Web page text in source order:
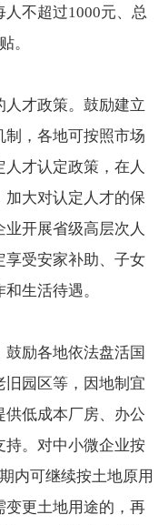
不超过1000元、总
。
才政策。鼓励建立
，各地可按照市场
才认定政策，在人
大对认定人才的保
开展省级高层次人
享受安家补助、子女
生活待遇。
励各地依法盘活国
园区等，因地制宜
低成本厂房、办公
持。对中小微企业按
内可继续按土地原用
变更土地用途的，再